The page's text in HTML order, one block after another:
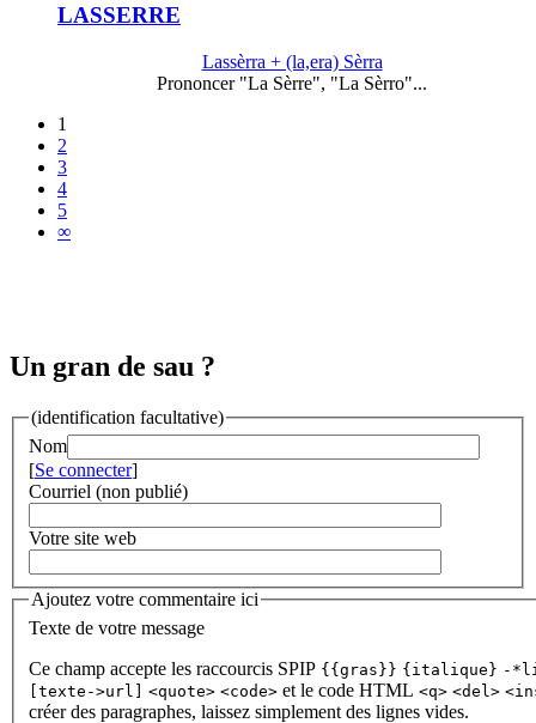
LASSERRE
Lassèrra + (la,era) Sèrra
Prononcer "La Sèrre", "La Sèrro"...
1
2
3
4
5
∞
Un gran de sau ?
(identification facultative)
Nom
[Se connecter]
Courriel (non publié)
Votre site web
Ajoutez votre commentaire ici
Texte de votre message
Ce champ accepte les raccourcis SPIP {{gras}} {italique} -
[texte->url] <quote> <code> et le code HTML <q> <del>
créer des paragraphes, laissez simplement des lignes vides.